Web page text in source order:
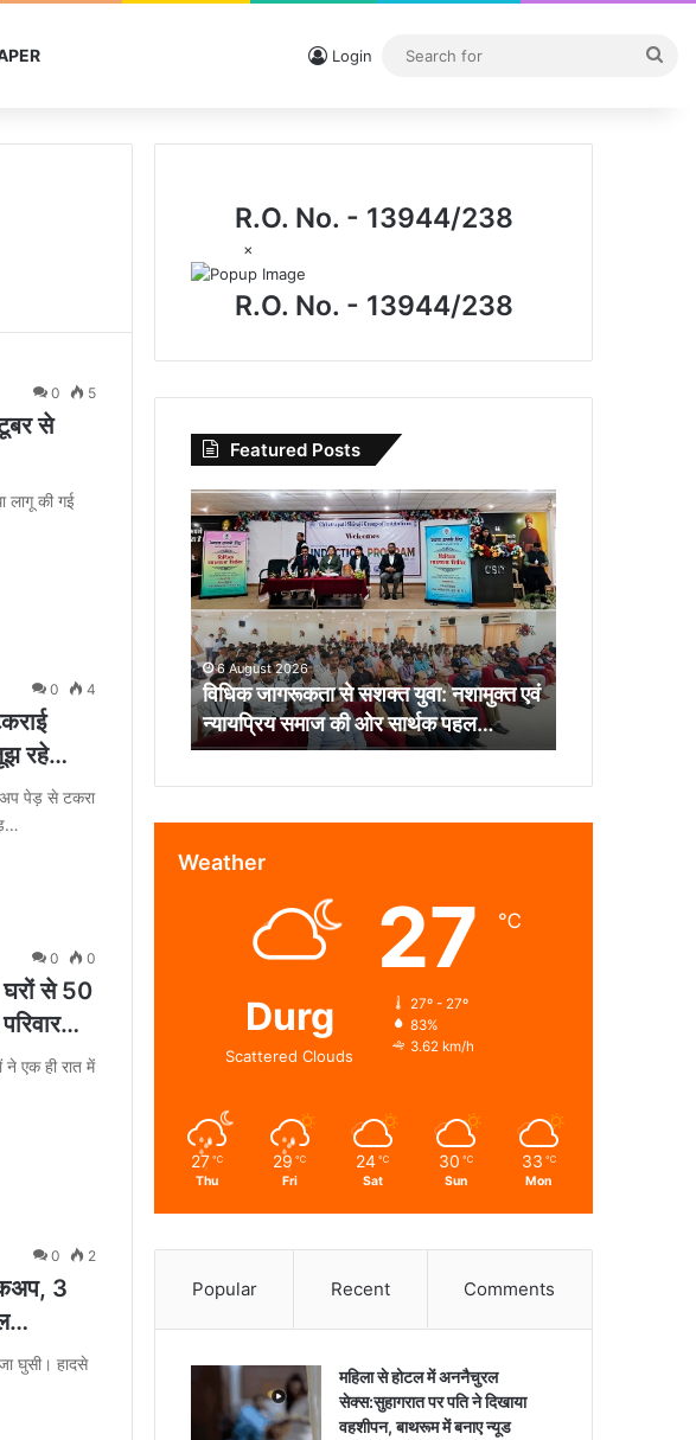
Login
0 5
से
लागू की गई
0 4
रहे…
पेड़ से टकरा
0 0
से 50
ने एक ही रात में
0 2
3
घुसी। हादसे
R.O. No. - 13944/238
×
R.O. No. - 13944/238
Featured Posts
विधिक
जागरूकता
से
सशक्त
युवा:
नशामुक्त
एवं
न्यायप्रिय
समाज
की
ओर
6 August 2026
विधिक जागरूकता से सशक्त युवा: नशामुक्त एवं
न्यायप्रिय समाज की ओर सार्थक पहल…
Weather
Durg
Scattered Clouds
27 ℃
27º - 27º
83%
3.62 km/h
27 ℃
Thu
29 ℃
Fri
24 ℃
Sat
30 ℃
Sun
33 ℃
Mon
Popular Recent Comments
महिला से होटल में अननैचुरल
सेक्स:सुहागरात पर पति ने दिखाया
वहशीपन, बाथरूम में बनाए न्यूड